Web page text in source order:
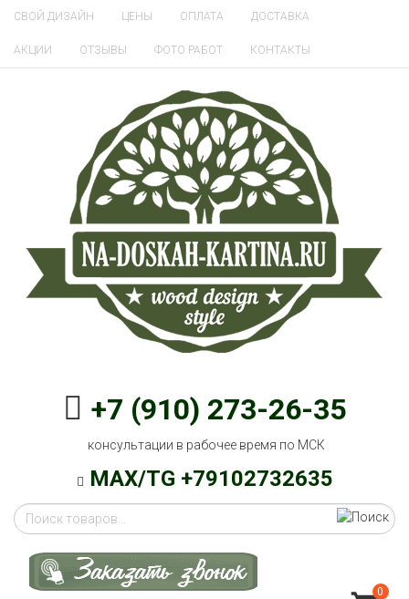
СВОЙ ДИЗАЙН ЦЕНЫ ОПЛАТА ДОСТАВКА
АКЦИИ ОТЗЫВЫ ФОТО РАБОТ КОНТАКТЫ
+7 (910) 273-26-35
консультации в рабочее время по МСК
MAX/TG +79102732635
0